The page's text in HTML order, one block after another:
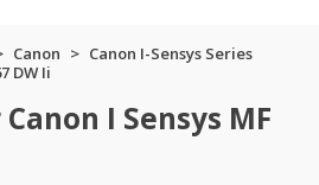
Canon
Canon I-Sensys Series
DW Ii
I Sensys MF